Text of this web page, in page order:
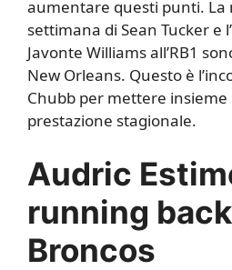
aumentare questi punti. La
settimana di Sean Tucker e
Javonte Williams all’RB1
New Orleans. Questo è
Chubb per mettere insieme
prestazione stagionale.
Audric
running
Broncos